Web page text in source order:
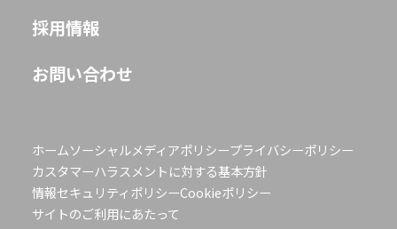
採用情報
お問い合わせ
ホームソーシャルメディアポリシープライバシーポリシー
カスタマーハラスメントに対する基本方針
情報セキュリティポリシーCookieポリシー
サイトのご利用にあたって